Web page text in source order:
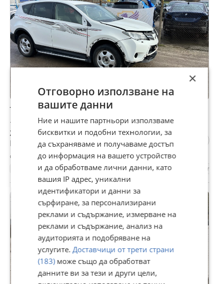
Toyota Rav4 2.2 D-4D с код на мотора 2AD-FTV
11 €
21,51 лв
Не се начислява ДДС
с. Бъзовец, Русе, 24 април
1111 км. 2014 Дизелов 150 к.с. Ръчна Джип
×
Отговорно използване на
вашите данни
Ние и нашите партньори използваме
бисквитки и подобни технологии, за
да съхраняваме и получаваме достъп
до информация на вашето устройство
и да обработваме лични данни, като
вашия IP адрес, уникални
идентификатори и данни за
сърфиране, за персонализирани
реклами и съдържание, измерване на
реклами и съдържание, анализ на
аудиторията и подобряване на
услугите.Доставчици от трети страни
(183)може също да обработват
данните ви за тези и други цели,